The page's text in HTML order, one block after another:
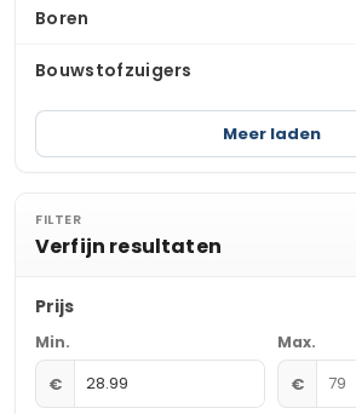
Boren
Bouwstofzuigers
Meer laden
FILTER
Verfijn resultaten
Prijs
Min.
€
Max.
€